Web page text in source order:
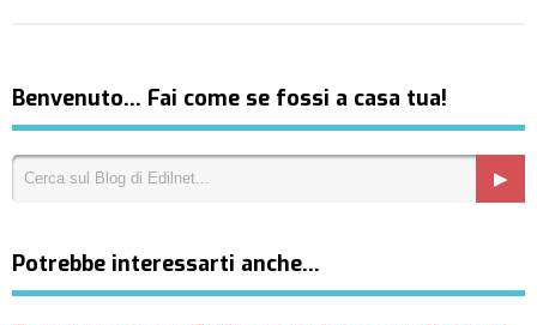
Benvenuto… Fai come se fossi a casa tua!
Potrebbe interessarti anche…